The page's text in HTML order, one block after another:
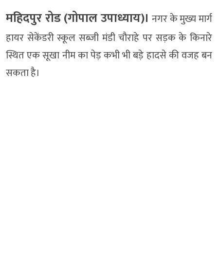
महिदपुर रोड (गोपाल उपाध्याय)। नगर के मुख्य मार्ग
हायर सेकेंडरी स्कूल सब्जी मंडी चौराहे पर सड़क के किनारे
स्थित एक सूखा नीम का पेड़ कभी भी बड़े हादसे की वजह बन
सकता है।